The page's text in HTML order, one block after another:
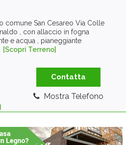
comune San Cesareo Via Colle
, con allaccio in fogna
e acqua , pianeggiante
[Scopri Terreno]
Contatta
Mostra Telefono